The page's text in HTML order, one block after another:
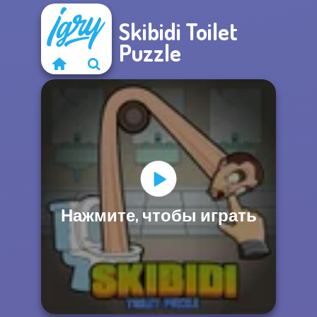
Skibidi Toilet
Puzzle
Нажмите, чтобы играть